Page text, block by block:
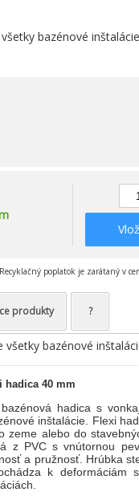
bazénové
Recyklačný poplatok je zarátaný v
produkty ?
všetky bazénové
hadica 40 mm
hadica s
inštalácie. Flexi
zeme alebo do
z PVC s vnútornou
a pružnosť. Hrúbka
k deformáciám